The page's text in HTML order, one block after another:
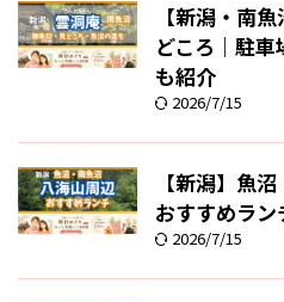
【新潟・南
どころ｜駐
も紹介
2026/7/15
【新潟】魚
おすすめラン
2026/7/15